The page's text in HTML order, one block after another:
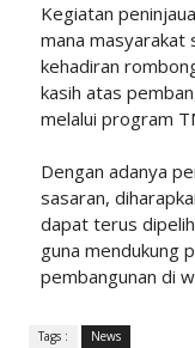
Kegiatan
mana
kehadiran
kasih atas
melalui program
Dengan adanya
sasaran,
dapat terus
guna mendukung
pembangunan di
Tags : News